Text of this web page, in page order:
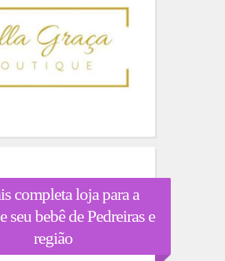
completa loja para a
seu bebê de Pedreiras e
região